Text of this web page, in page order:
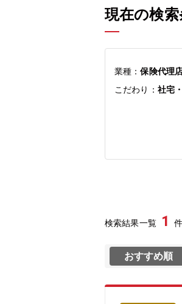
現在の検
業種：保険代理
こだわり： 社宅
検索結果一覧 1
おすすめ順